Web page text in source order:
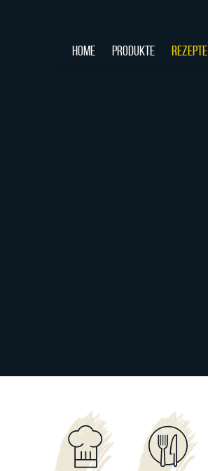
HOME PRODUKTE REZEPTE